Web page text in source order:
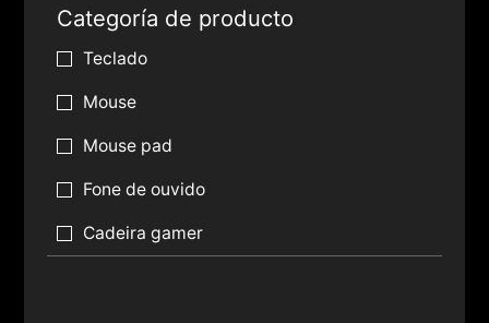
Categoría de producto
Teclado
Mouse
Mouse pad
Fone de ouvido
Cadeira gamer